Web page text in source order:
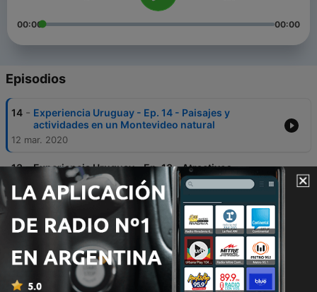
00:00 00:00
Episodios
14 - Experiencia Uruguay - Ep. 14 - Paisajes y
actividades en un Montevideo natural
12 mar. 2020
13 - Experiencia Uruguay - Ep. 13 - Atractivos
turísticos liderados por mujeres emprendedoras
06 mar. 2020
12 - Experiencia Uruguay - Ep. 12 - Las localidades
galardonadas con el Premio Pueblo Turístico
26 feb. 2020
11
Experiencia Uruguay - Ep. 11 - Actividades únicas